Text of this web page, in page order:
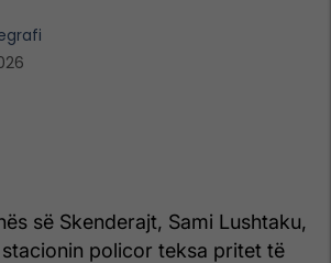
së Skenderajt, Sami Lushtaku,
policor teksa pritet të